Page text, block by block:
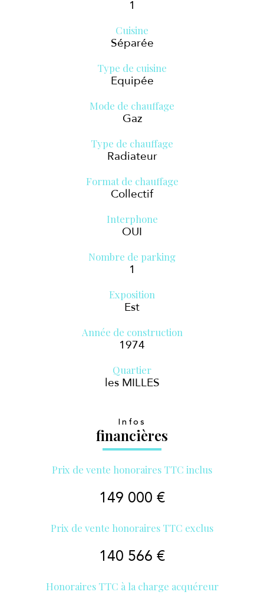
1
Cuisine
Séparée
Type de cuisine
Equipée
Mode de chauffage
Gaz
Type de chauffage
Radiateur
Format de chauffage
Collectif
Interphone
OUI
Nombre de parking
1
Exposition
Est
Année de construction
1974
Quartier
les MILLES
Infos
financières
Prix de vente honoraires TTC inclus
149 000 €
Prix de vente honoraires TTC exclus
140 566 €
Honoraires TTC à la charge acquéreur